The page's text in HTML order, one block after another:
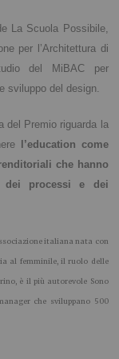
La Scuola Possibile,
per l’Architettura di
del MiBAC per
sviluppo del design.
del Premio riguarda la
l’education come
che hanno
dei processi e dei
italiana nata con
al femminile, il ruolo delle
è il più autorevole Sono
che sviluppano 500